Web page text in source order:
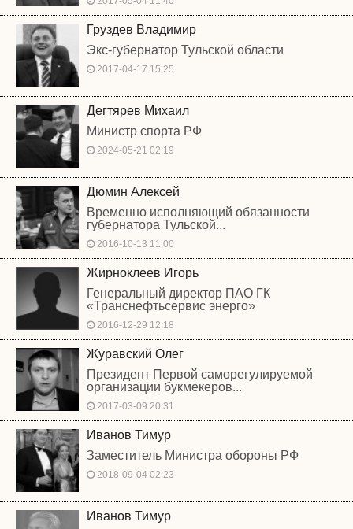
Груздев Владимир
Экс-губернатор Тульской области
2017-04-17 15:25
Дегтярев Михаил
Министр спорта РФ
2024-05-21 02:19
Дюмин Алексей
Временно исполняющий обязанности
губернатора Тульской...
2016-10-13 11:00
Жирноклеев Игорь
Генеральный директор ПАО ГК
«Транснефтьсервис энерго»
2016-12-29 12:18
Журавский Олег
Президент Первой саморегулируемой
организации букмекеров...
2017-03-09 20:31
Иванов Тимур
Заместитель Министра обороны РФ
2018-09-04 02:23
Иванов Тимур